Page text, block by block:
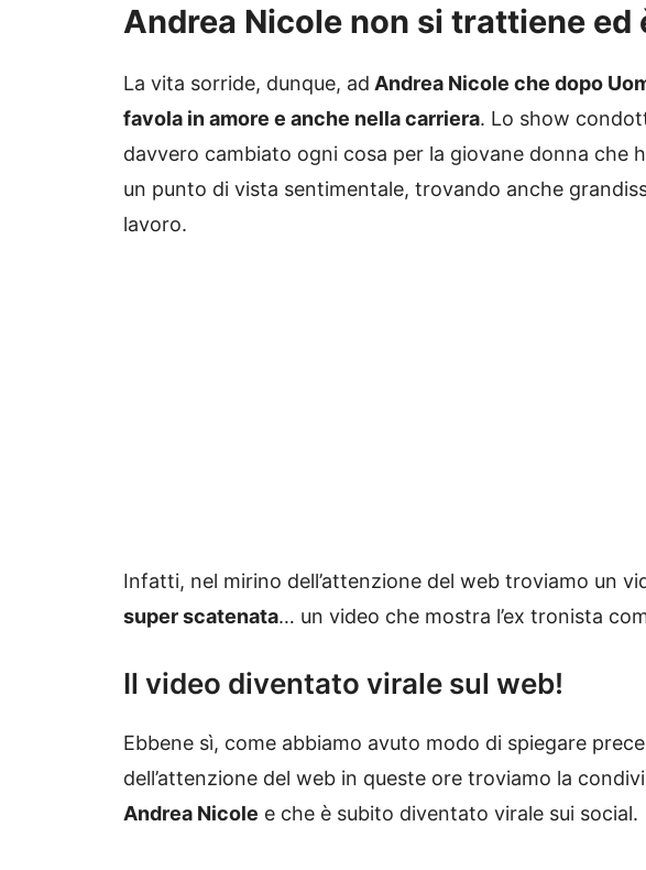
Andrea Nicole non si trattiene ed
La vita sorride, dunque, ad Andrea Nicole che dopo
favola in amore e anche nella carriera. Lo show
davvero cambiato ogni cosa per la giovane donna che
un punto di vista sentimentale, trovando anche
lavoro.
Infatti, nel mirino dell’attenzione del web troviamo un
super scatenata… un video che mostra l’ex tronista
Il video diventato virale sul web!
Ebbene sì, come abbiamo avuto modo di spiegare
dell’attenzione del web in queste ore troviamo la
Andrea Nicole e che è subito diventato virale sui social.